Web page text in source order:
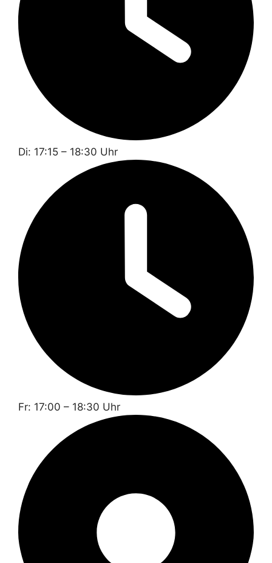
Di: 17:15 – 18:30 Uhr
Fr: 17:00 – 18:30 Uhr